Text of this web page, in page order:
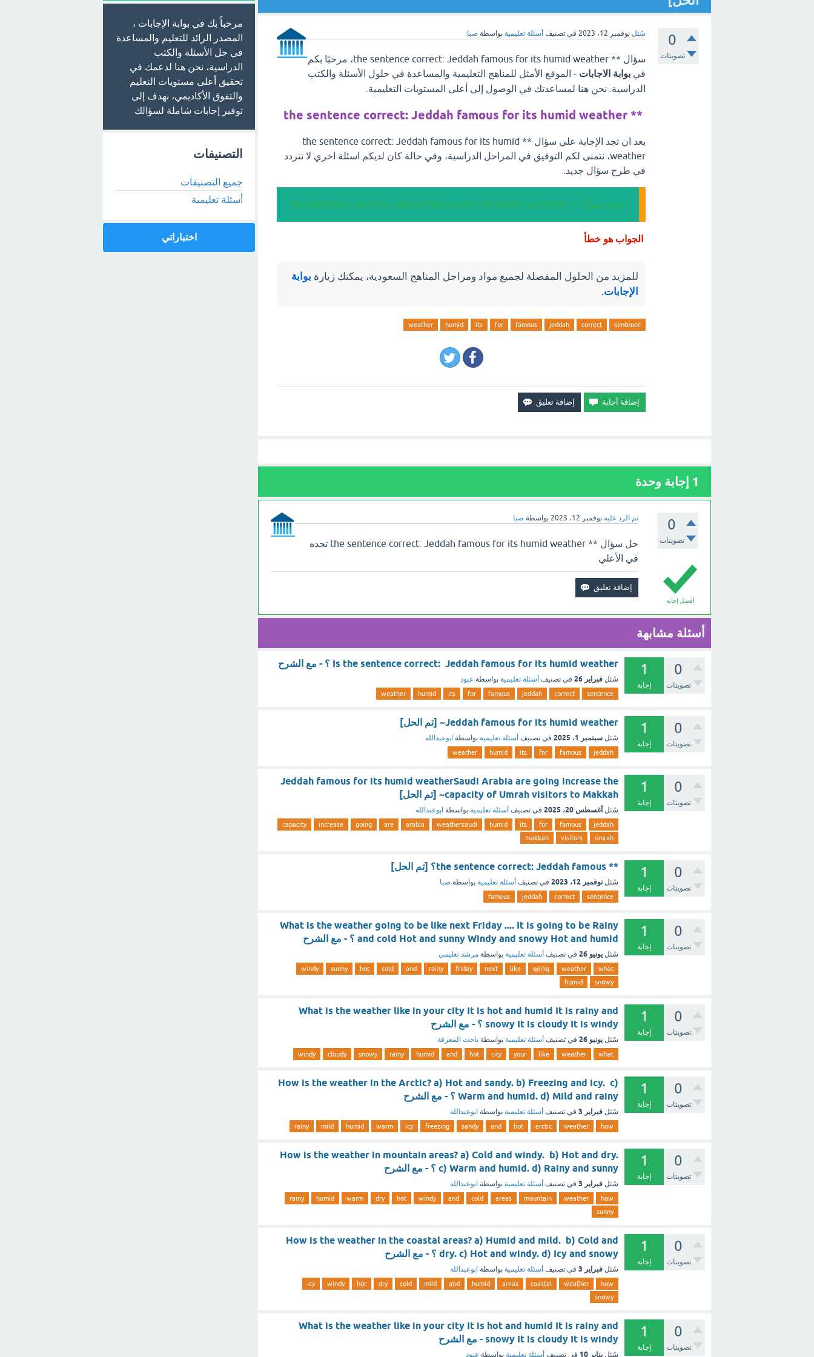
0
تصويتات
سُئل نوفمبر 12، 2023 في تصنيف أسئلة تعليمية بواسطة صبا
سؤال ** the sentence correct: Jeddah famous for its humid weather، مرحبًا بكم
في بوابة الاجابات - الموقع الأمثل للمناهج التعليمية والمساعدة في حلول الأسئلة والكتب
الدراسية. نحن هنا لمساعدتك في الوصول إلى أعلى المستويات التعليمية.
** the sentence correct: Jeddah famous for its humid weather
بعد ان تجد الإجابة علي سؤال ** the sentence correct: Jeddah famous for its humid
weather، نتمنى لكم التوفيق في المراحل الدراسية، وفي حالة كان لديكم اسئلة اخري لا تتردد
في طرح سؤال جديد.
إجابة سؤال ** the sentence correct: Jeddah famous for its humid weather
الجواب هو خطأ
للمزيد من الحلول المفصلة لجميع مواد ومراحل المناهج السعودية، يمكنك زيارة بوابة
الإجابات.
sentence
correct
jeddah
famous
for
its
humid
weather
1 إجابة وحدة
0
تصويتات
تم الرد عليه نوفمبر 12، 2023 بواسطة صبا
أفضل إجابة
حل سؤال ** the sentence correct: Jeddah famous for its humid weather تجده
في الأعلي
أسئلة مشابهة
0
تصويتات
1
إجابة
Is the sentence correct: Jeddah famous for its humid weather ؟ - مع الشرح
سُئل فبراير 26 في تصنيف أسئلة تعليمية بواسطة عبود
sentence
correct
jeddah
famous
for
its
humid
weather
0
تصويتات
1
إجابة
Jeddah famous for its humid weather~ [تم الحل]
سُئل سبتمبر 1، 2025 في تصنيف أسئلة تعليمية بواسطة ابوعبدالله
jeddah
famous
for
its
humid
weather
0
تصويتات
1
إجابة
Jeddah famous for its humid weatherSaudi Arabia are going increase the
capacity of Umrah visitors to Makkah~ [تم الحل]
سُئل أغسطس 20، 2025 في تصنيف أسئلة تعليمية بواسطة ابوعبدالله
jeddah
famous
for
its
humid
weathersaudi
arabia
are
going
increase
capacity
umrah
visitors
makkah
0
تصويتات
1
إجابة
** the sentence correct: Jeddah famous؟ [تم الحل]
سُئل نوفمبر 12، 2023 في تصنيف أسئلة تعليمية بواسطة صبا
sentence
correct
jeddah
famous
0
تصويتات
1
إجابة
What is the weather going to be like next Friday .... It is going to be Rainy
and cold Hot and sunny Windy and snowy Hot and humid ؟ - مع الشرح
سُئل يونيو 26 في تصنيف أسئلة تعليمية بواسطة مرشد تعليمي
what
weather
going
like
next
friday
rainy
and
cold
hot
sunny
windy
snowy
humid
0
تصويتات
1
إجابة
What is the weather like in your city It is hot and humid It is rainy and
snowy It is cloudy It is windy ؟ - مع الشرح
سُئل يونيو 26 في تصنيف أسئلة تعليمية بواسطة باحث المعرفة
what
weather
like
your
city
hot
and
humid
rainy
snowy
cloudy
windy
0
تصويتات
1
إجابة
How is the weather in the Arctic? a) Hot and sandy. b) Freezing and icy. c)
Warm and humid. d) Mild and rainy ؟ - مع الشرح
سُئل فبراير 3 في تصنيف أسئلة تعليمية بواسطة ابوعبدالله
how
weather
arctic
hot
and
sandy
freezing
icy
warm
humid
mild
rainy
0
تصويتات
1
إجابة
How is the weather in mountain areas? a) Cold and windy. b) Hot and dry.
c) Warm and humid. d) Rainy and sunny ؟ - مع الشرح
سُئل فبراير 3 في تصنيف أسئلة تعليمية بواسطة ابوعبدالله
how
weather
mountain
areas
cold
and
windy
hot
dry
warm
humid
rainy
sunny
0
تصويتات
1
إجابة
How is the weather in the coastal areas? a) Humid and mild. b) Cold and
dry. c) Hot and windy. d) Icy and snowy ؟ - مع الشرح
سُئل فبراير 3 في تصنيف أسئلة تعليمية بواسطة ابوعبدالله
how
weather
coastal
areas
humid
and
mild
cold
dry
hot
windy
icy
snowy
0
تصويتات
1
إجابة
What is the weather like in your city It is hot and humid It is rainy and
snowy It is cloudy It is windy - مع الشرح
سُئل يناير 10 في تصنيف أسئلة تعليمية بواسطة عبود
مرحباً بك في بوابة الإجابات ،
المصدر الرائد للتعليم والمساعدة
في حل الأسئلة والكتب
الدراسية، نحن هنا لدعمك في
تحقيق أعلى مستويات التعليم
والتفوق الأكاديمي، نهدف إلى
توفير إجابات شاملة لسؤالك
التصنيفات
جميع التصنيفات
أسئلة تعليمية
اختباراتي